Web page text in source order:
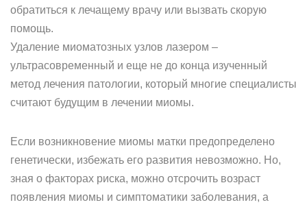
обратиться к лечащему врачу или вызвать скорую
помощь.
Удаление миоматозных узлов лазером –
ультрасовременный и еще не до конца изученный
метод лечения патологии, который многие специалисты
считают будущим в лечении миомы.
Если возникновение миомы матки предопределено
генетически, избежать его развития невозможно. Но,
зная о факторах риска, можно отсрочить возраст
появления миомы и симптоматики заболевания, а